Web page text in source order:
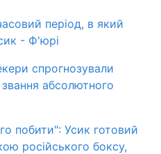
період, в який
- Ф'юрі
спрогнозували
абсолютного
побити": Усик готовий
російського боксу,